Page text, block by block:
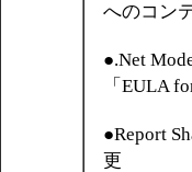
へのコン
●.Net
「EULA
●Report
更